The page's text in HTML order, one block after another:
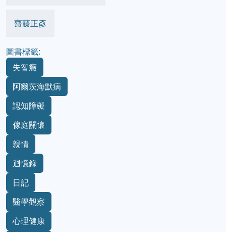
齋藤正彥
圖書標籤:
失智癥
阿爾茨海默病
認知障礙
傢庭關懷
親情
迴憶錄
日記
醫學觀察
心理健康